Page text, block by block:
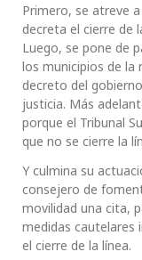
Primero, se atreve
decreta el cierre de
Luego, se pone de
los municipios de la
decreto del
justicia. Más
porque el Tribunal
que no se cierre la
Y culmina su
consejero de
movilidad una cita,
medidas cautelares
el cierre de la línea.